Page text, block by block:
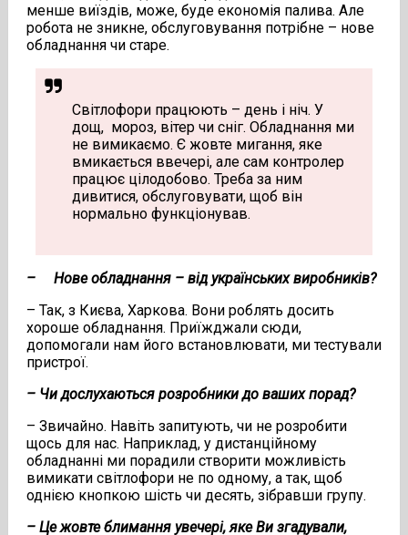
менше виїздів, може, буде економія палива. Але
робота не зникне, обслуговування потрібне – нове
обладнання чи старе.
Світлофори працюють – день і ніч. У
дощ, мороз, вітер чи сніг. Обладнання ми
не вимикаємо. Є жовте мигання, яке
вмикається ввечері, але сам контролер
працює цілодобово. Треба за ним
дивитися, обслуговувати, щоб він
нормально функціонував.
– Нове обладнання – від українських виробників?
– Так, з Києва, Харкова. Вони роблять досить
хороше обладнання. Приїжджали сюди,
допомогали нам його встановлювати, ми тестували
пристрої.
– Чи дослухаються розробники до ваших порад?
– Звичайно. Навіть запитують, чи не розробити
щось для нас. Наприклад, у дистанційному
обладнанні ми порадили створити можливість
вимикати світлофори не по одному, а так, щоб
однією кнопкою шість чи десять, зібравши групу.
– Це жовте блимання увечері, яке Ви згадували,